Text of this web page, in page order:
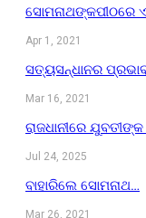
ସୋମନାଥଙ୍କପୀଠରେ
Apr 1, 2021
ସତ୍ୟସନ୍ଧାନର
Mar 16, 2021
ରାଜଧାନୀରେ
Jul 24, 2025
ବାହାରିଲେ ସୋମନାଥ…
Mar 26, 2021